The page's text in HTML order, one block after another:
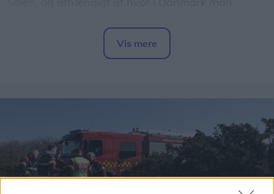
Formørkelsen topper omkring klokken 20.00, kort
før solnedgang, hvilket giver gode muligheder for
For mange nordjyder kan kysterne, fjordene og de
åbne landskaber danne en flot ramme om den
sjældne naturoplevelse, hvis vejret arter sig.